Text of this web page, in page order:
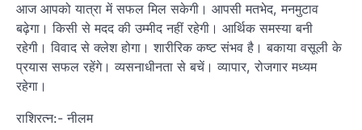
आज आपको यात्रा में सफल मिल सकेगी। आपसी मतभेद, मनमुटाव
बढ़ेगा। किसी से मदद की उम्मीद नहीं रहेगी। आर्थिक समस्या बनी
रहेगी। विवाद से क्लेश होगा। शारीरिक कष्ट संभव है। बकाया वसूली के
प्रयास सफल रहेंगे। व्यसनाधीनता से बचें। व्यापार, रोजगार मध्यम
रहेगा।
राशिरत्न:- नीलम